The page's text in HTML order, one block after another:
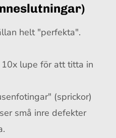
helt "perfekta".
lupe för att titta in
(sprickor)
små inre defekter